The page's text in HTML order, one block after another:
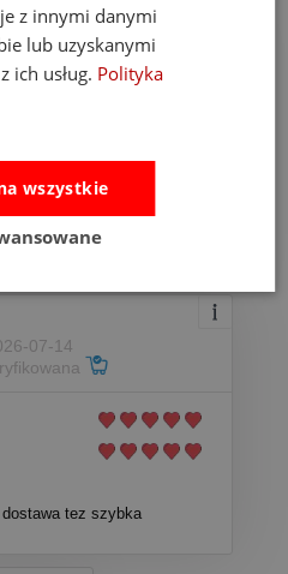
07-20
bezpieczeństwo dziecka
07-14
tez szybka
z innymi danymi
lub uzyskanymi
ich usług. Polityka
wszystkie